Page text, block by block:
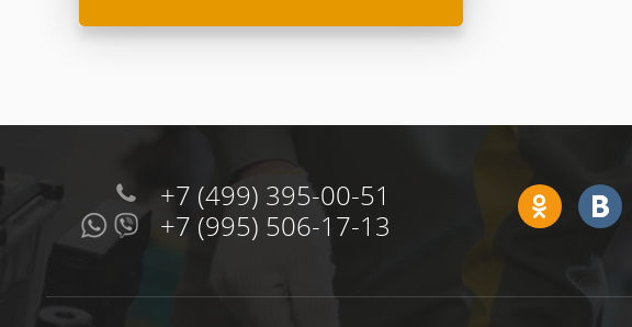
+7 (499) 395-00-51
+7 (995) 506-17-13